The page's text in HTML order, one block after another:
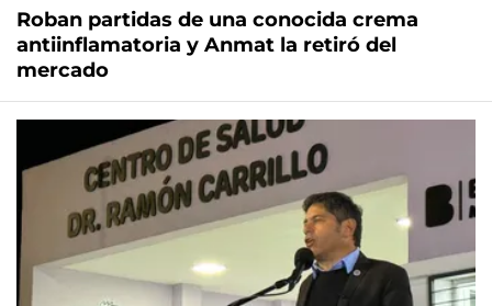
Roban partidas de una conocida crema
antiinflamatoria y Anmat la retiró del
mercado